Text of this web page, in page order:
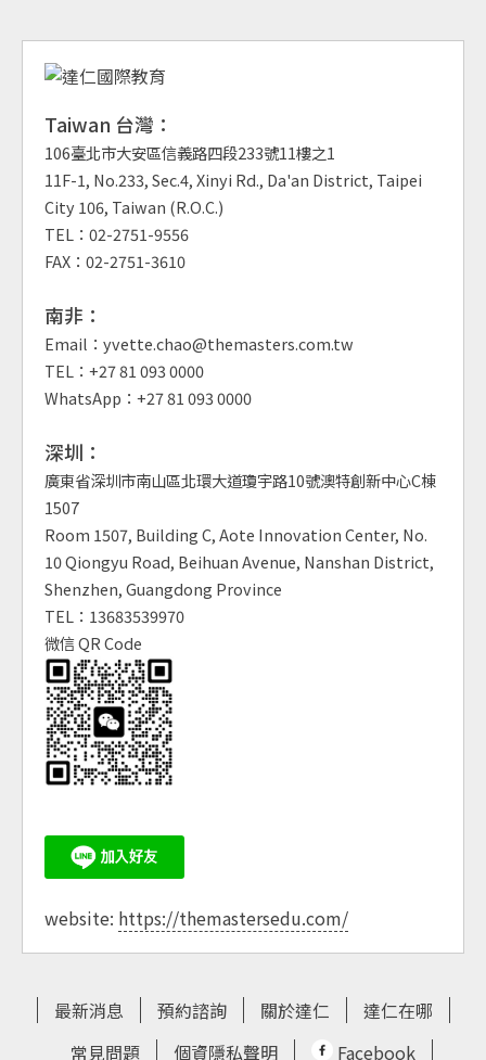
Taiwan 台灣：
106臺北市大安區信義路四段233號11樓之1
11F-1, No.233, Sec.4, Xinyi Rd., Da'an District, Taipei
City 106, Taiwan (R.O.C.)
TEL：02-2751-9556
FAX：02-2751-3610
南非：
Email：yvette.chao@themasters.com.tw
TEL：+27 81 093 0000
WhatsApp：+27 81 093 0000
深圳：
廣東省深圳市南山區北環大道瓊宇路10號澳特創新中心C棟
1507
Room 1507, Building C, Aote Innovation Center, No.
10 Qiongyu Road, Beihuan Avenue, Nanshan District,
Shenzhen, Guangdong Province
TEL：13683539970
微信 QR Code
website: https://themastersedu.com/
最新消息 預約諮詢 關於達仁
達仁在哪
常見問題
個資隱私聲明 Facebook